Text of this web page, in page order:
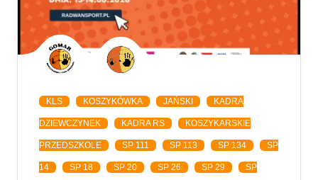
KLS KOSZYKÓWKA JAŃSKI KADRA
DZIEWCZYNEK KADRA RS KOSZYKARSKIE
PRZEDSZKOLE SP 111 SP 113 SP 134 SP
14 SP 18 SP 20 SP 26 SP 29 SP